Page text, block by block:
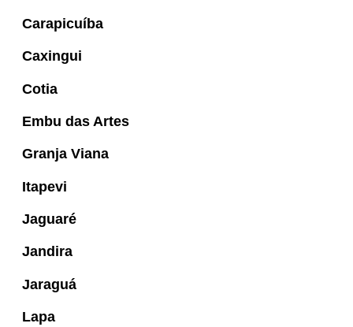
Carapicuíba
Caxingui
Cotia
Embu das Artes
Granja Viana
Itapevi
Jaguaré
Jandira
Jaraguá
Lapa